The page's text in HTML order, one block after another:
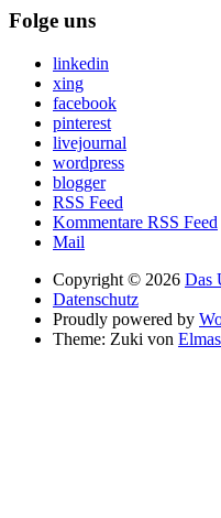
Folge uns
linkedin
xing
facebook
pinterest
livejournal
wordpress
blogger
RSS Feed
Kommentare RSS Feed
Mail
Copyright © 2026 Das
Datenschutz
Proudly powered by
Theme: Zuki von